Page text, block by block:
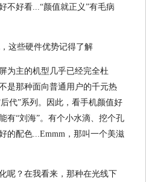
不好看...“颜值就正义”有毛病
为主的机型几乎已经完全杜
是那种面向普通用户的千元热
代”系列。因此，看手机颜值好
有“刘海”。有个小水滴、挖个孔
的配色...Emmm，那叫一个美滋
呢？在我看来，那种在光线下